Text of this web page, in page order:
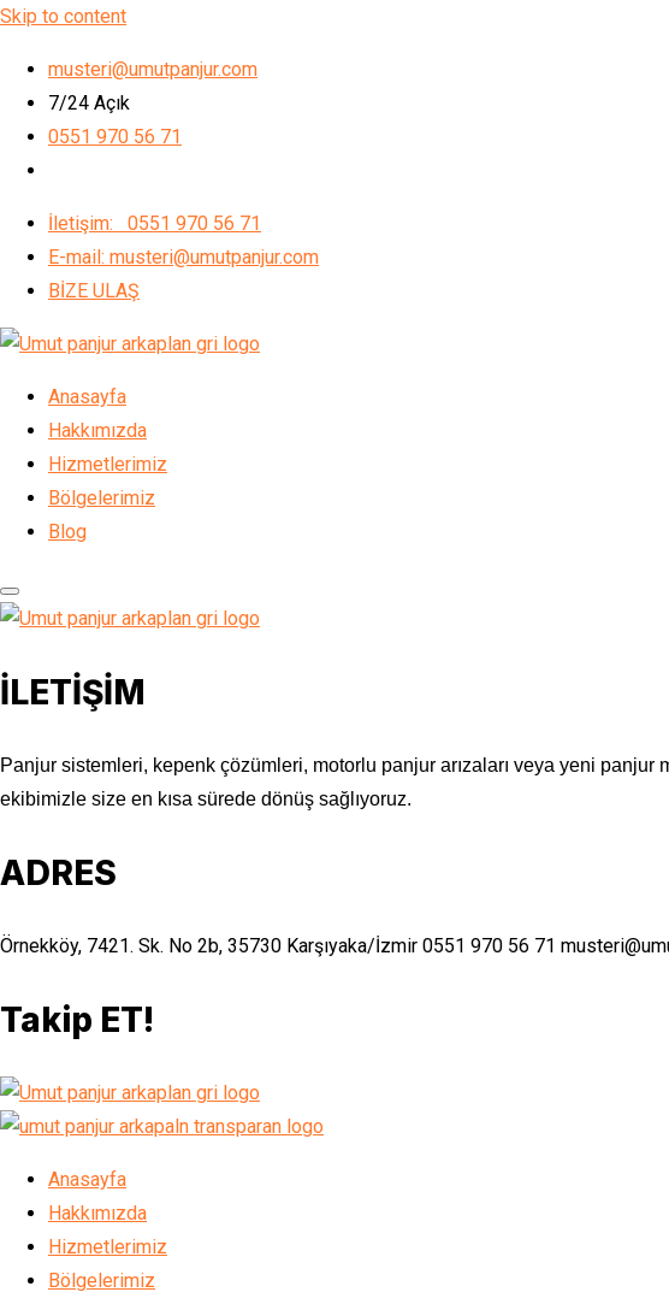
Skip to content
musteri@umutpanjur.com
7/24 Açık
0551 970 56 71
İletişim: 0551 970 56 71
E-mail: musteri@umutpanjur.com
BİZE ULAŞ
Anasayfa
Hakkımızda
Hizmetlerimiz
Bölgelerimiz
Blog
İLETİŞİM
Panjur sistemleri, kepenk çözümleri, motorlu panjur arızaları veya yeni panjur
ekibimizle size en kısa sürede dönüş sağlıyoruz.
ADRES
Örnekköy, 7421. Sk. No 2b, 35730 Karşıyaka/İzmir 0551 970 56 71
Takip ET!
Anasayfa
Hakkımızda
Hizmetlerimiz
Bölgelerimiz